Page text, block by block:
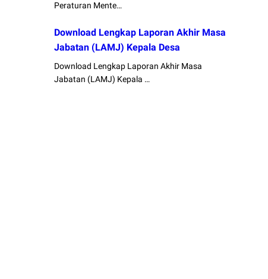
Peraturan Mente…
Download Lengkap Laporan Akhir Masa
Jabatan (LAMJ) Kepala Desa
Download Lengkap Laporan Akhir Masa
Jabatan (LAMJ) Kepala …